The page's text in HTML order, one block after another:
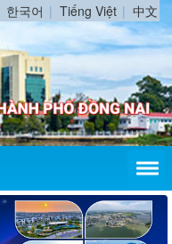
한국어 Tiếng Việt 中文